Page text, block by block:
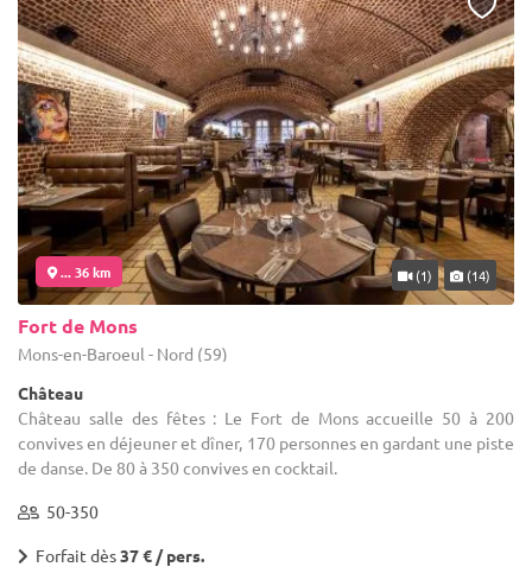
... 36 km (1) (14)
Fort de Mons
Mons-en-Baroeul - Nord (59)
Château
Château salle des fêtes : Le Fort de Mons accueille 50 à 200
convives en déjeuner et dîner, 170 personnes en gardant une piste
de danse. De 80 à 350 convives en cocktail.
50-350
Forfait dès37 € / pers.